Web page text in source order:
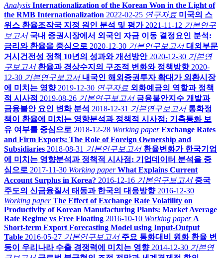
Analysis Internationalization of the Korean Won in the Light of
the RMB Internationalization 2022-02-25 연구자료 미국의 스
위스 환율조작국 지정 원인 분석 및 평가 2021-11-12 기본연구
보고서 국내 증권시장에서 외국인 자금 이동 결정요인 분석:
금리와 환율을 중심으로 2020-12-30 기본연구보고서 대외부문
거시건전성 정책 10년의 성과와 개선방안 2020-12-30 기본연
구보고서 환율과 경상수지의 구조적 변화와 정책방향 2020-
12-30 기본연구보고서 내국인 해외증권투자 확대가 외환시장
에 미치는 영향 2019-12-30 연구자료 외화예금의 역할과 정책
적 시사점 2019-08-26 기본연구보고서 금융불안지수 개발과
금융불안 요인 변화 분석 2018-12-31 기본연구보고서 통화정
책이 환율에 미치는 영향분석과 정책적 시사점: 기축통화 보
유 여부를 중심으로 2018-12-28 Working paper Exchange Rates
and Firm Exports: The Role of Foreign Ownership and
Subsidiaries 2018-08-31 기본연구보고서 환율변화가 한국기업
에 미치는 영향분석과 정책적 시사점: 기업데이터 분석을 중
심으로 2017-11-30 Working paper What Explains Current
Account Surplus in Korea? 2016-12-16 기본연구보고서 중국
주도의 신금융질서 태동과 한국의 대응방향 2016-12-30
Working paper The Effect of Exchange Rate Volatility on
Productivity of Korean Manufacturing Plants: Market Average
Rate Regime vs Free Floating 2016-10-10 Working paper A
Short-term Export Forecasting Model using Input-Output
Table 2016-05-27 기본연구보고서 주요 통화대비 원화 환율 변
동이 우리나라 수출 경쟁력에 미치는 영향 2014-12-30 기본연